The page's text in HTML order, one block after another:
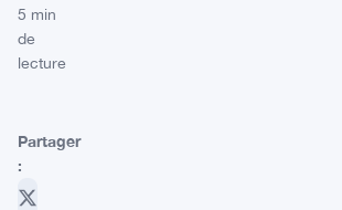
5 min
de
lecture
Partager
: